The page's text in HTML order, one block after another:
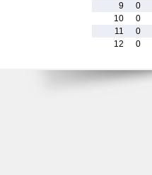
9
0
10
0
11
0
12
0